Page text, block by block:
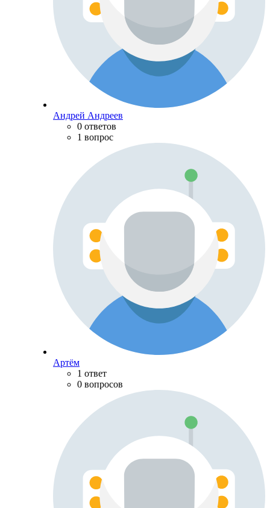
Андрей Андреев
0 ответов
1 вопрос
Артём
1 ответ
0 вопросов